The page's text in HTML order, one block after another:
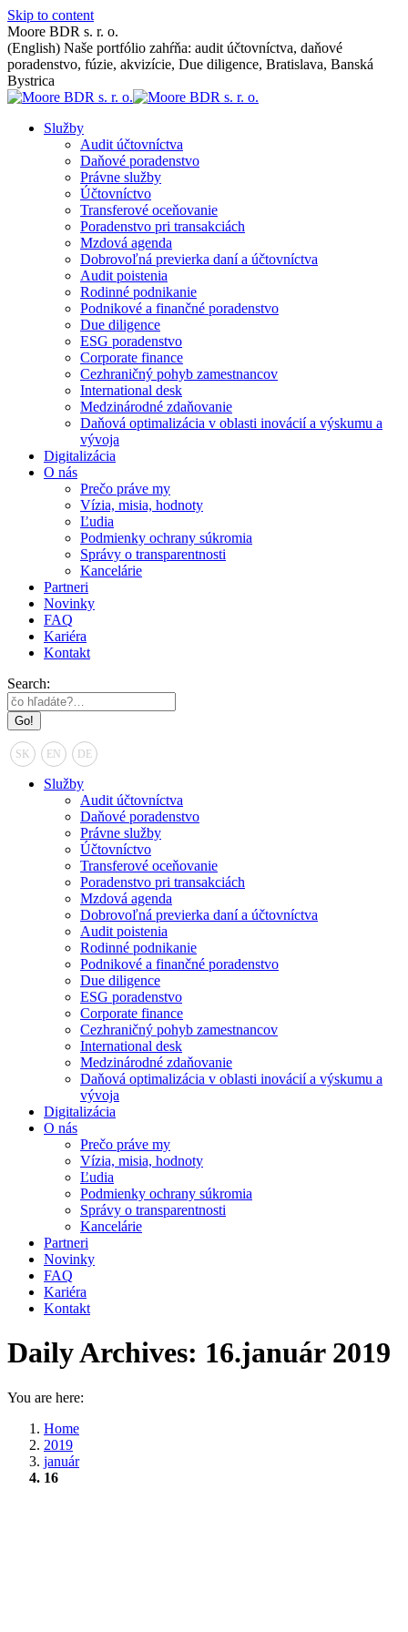
Skip to content
Moore BDR s. r. o.
(English) Naše portfólio zahŕňa: audit účtovníctva, daňové
poradenstvo, fúzie, akvizície, Due diligence, Bratislava, Banská
Bystrica
Služby
Audit účtovníctva
Daňové poradenstvo
Právne služby
Účtovníctvo
Transferové oceňovanie
Poradenstvo pri transakciách
Mzdová agenda
Dobrovoľná previerka daní a účtovníctva
Audit poistenia
Rodinné podnikanie
Podnikové a finančné poradenstvo
Due diligence
ESG poradenstvo
Corporate finance
Cezhraničný pohyb zamestnancov
International desk
Medzinárodné zdaňovanie
Daňová optimalizácia v oblasti inovácií a výskumu a
vývoja
Digitalizácia
O nás
Prečo práve my
Vízia, misia, hodnoty
Ľudia
Podmienky ochrany súkromia
Správy o transparentnosti
Kancelárie
Partneri
Novinky
FAQ
Kariéra
Kontakt
Search:
SK EN DE
Služby
Audit účtovníctva
Daňové poradenstvo
Právne služby
Účtovníctvo
Transferové oceňovanie
Poradenstvo pri transakciách
Mzdová agenda
Dobrovoľná previerka daní a účtovníctva
Audit poistenia
Rodinné podnikanie
Podnikové a finančné poradenstvo
Due diligence
ESG poradenstvo
Corporate finance
Cezhraničný pohyb zamestnancov
International desk
Medzinárodné zdaňovanie
Daňová optimalizácia v oblasti inovácií a výskumu a
vývoja
Digitalizácia
O nás
Prečo práve my
Vízia, misia, hodnoty
Ľudia
Podmienky ochrany súkromia
Správy o transparentnosti
Kancelárie
Partneri
Novinky
FAQ
Kariéra
Kontakt
Daily Archives: 16.január 2019
You are here:
Home
2019
január
16